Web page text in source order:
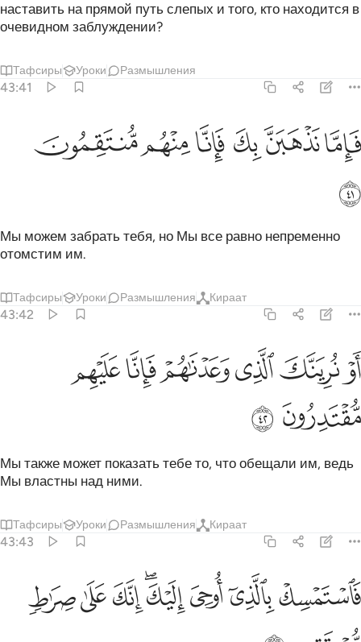
наставить на прямой путь слепых и того, кто находится в
очевидном заблуждении?
Тафсиры Уроки Размышления
43:41
فاما نذهبن بك فانا منهم منتقمون ٤١
فَإِمَّا نَذْهَبَنَّ بِكَ فَإِنَّا مِنْهُم مُّنتَقِمُونَ ٤١
ﲌﲍﲎﲏﲐﲑ
ﲒ
Мы можем забрать тебя, но Мы все равно непременно
отомстим им.
Тафсиры Уроки Размышления Кираат
43:42
او نرينك الذي وعدناهم فانا عليهم مقتدرون ٤٢
أَوْ نُرِيَنَّكَ ٱلَّذِى وَعَدْنَـٰهُمْ فَإِنَّا عَلَيْهِم مُّقْتَدِرُونَ ٤٢
ﲓﲔﲕﲖﲗﲘ
ﲙﲚ
Мы также может показать тебе то, что обещали им, ведь
Мы властны над ними.
Тафсиры Уроки Размышления Кираат
43:43
فاستمسك بالذي اوحي اليك انك على صراط مستقيم ٤٣
فَٱسْتَمْسِكْ بِٱلَّذِىٓ أُوحِىَ إِلَيْكَ ۖ إِنَّكَ عَلَىٰ صِرَٰطٍۢ مُّسْتَقِيمٍۢ ٤٣
ﲛﲜﲝﲞﲟﲠﲡﲢ